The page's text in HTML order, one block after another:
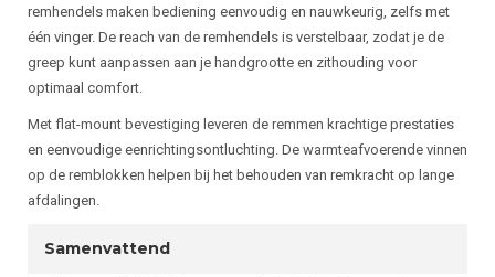
remhendels maken bediening eenvoudig en nauwkeurig, zelfs met
één vinger. De reach van de remhendels is verstelbaar, zodat je de
greep kunt aanpassen aan je handgrootte en zithouding voor
optimaal comfort.
Met flat-mount bevestiging leveren de remmen krachtige prestaties
en eenvoudige eenrichtingsontluchting. De warmteafvoerende vinnen
op de remblokken helpen bij het behouden van remkracht op lange
afdalingen.
Samenvattend